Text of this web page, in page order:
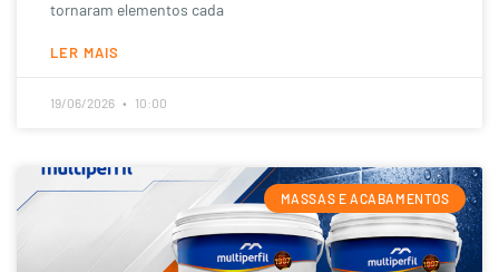
tornaram elementos cada
LER MAIS
19/06/2026 10:00
MASSAS E ACABAMENTOS